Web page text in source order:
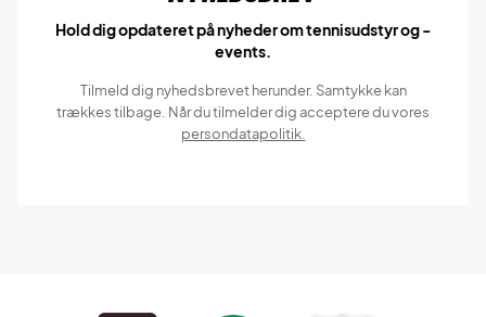
Hold dig opdateret på nyheder om tennisudstyr og -
events.
Tilmeld dig nyhedsbrevet herunder. Samtykke kan
trækkes tilbage. Når du tilmelder dig acceptere du vores
persondatapolitik.